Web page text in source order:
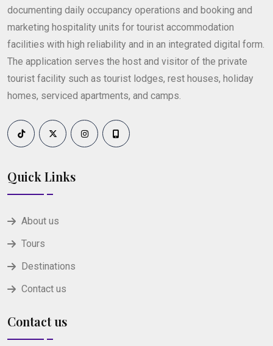
documenting daily occupancy operations and booking and
marketing hospitality units for tourist accommodation
facilities with high reliability and in an integrated digital form.
The application serves the host and visitor of the private
tourist facility such as tourist lodges, rest houses, holiday
homes, serviced apartments, and camps.
Quick Links
About us
Tours
Destinations
Contact us
Contact us